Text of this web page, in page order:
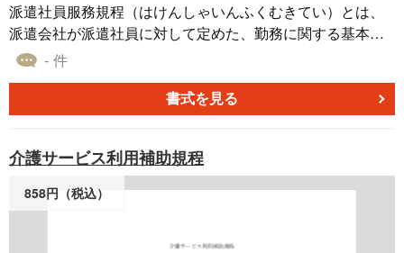
派遣社員服務規程（はけんしゃいんふくむきてい）とは、
派遣会社が派遣社員に対して定めた、勤務に関する基本的
なルールや規則のことを指します。派遣社員は派遣元の会
を取るため、派遣社員の勤務に関する規定は派遣会社が定
めることが一般的です。 派遣社員は、派遣先企業の就業規
本的な部分は派遣社員服務規程に従うことが一般的です。
派遣社員として働く場合は、派遣元の会社が定める派遣社
員服務規程を十分理解し、適切に遵守することが重要で
- 件
書式を見る
介護サービス利用補助規程
858円（税込）